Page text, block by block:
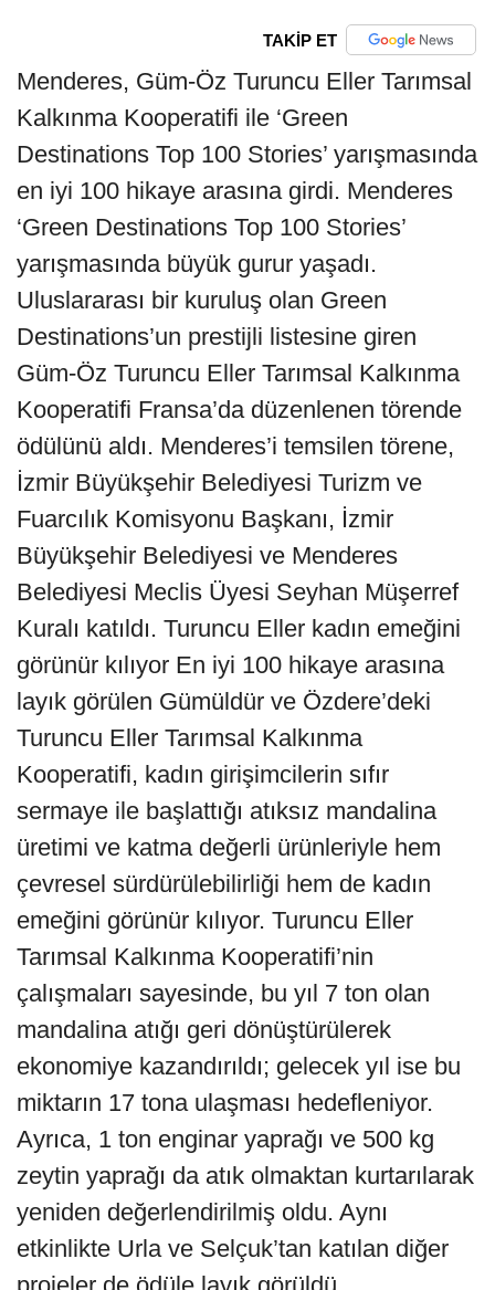
TAKİP ET
Menderes, Güm-Öz Turuncu Eller Tarımsal
Kalkınma Kooperatifi ile ‘Green
Destinations Top 100 Stories’ yarışmasında
en iyi 100 hikaye arasına girdi. Menderes
‘Green Destinations Top 100 Stories’
yarışmasında büyük gurur yaşadı.
Uluslararası bir kuruluş olan Green
Destinations’un prestijli listesine giren
Güm-Öz Turuncu Eller Tarımsal Kalkınma
Kooperatifi Fransa’da düzenlenen törende
ödülünü aldı. Menderes’i temsilen törene,
İzmir Büyükşehir Belediyesi Turizm ve
Fuarcılık Komisyonu Başkanı, İzmir
Büyükşehir Belediyesi ve Menderes
Belediyesi Meclis Üyesi Seyhan Müşerref
Kuralı katıldı. Turuncu Eller kadın emeğini
görünür kılıyor En iyi 100 hikaye arasına
layık görülen Gümüldür ve Özdere’deki
Turuncu Eller Tarımsal Kalkınma
Kooperatifi, kadın girişimcilerin sıfır
sermaye ile başlattığı atıksız mandalina
üretimi ve katma değerli ürünleriyle hem
çevresel sürdürülebilirliği hem de kadın
emeğini görünür kılıyor. Turuncu Eller
Tarımsal Kalkınma Kooperatifi’nin
çalışmaları sayesinde, bu yıl 7 ton olan
mandalina atığı geri dönüştürülerek
ekonomiye kazandırıldı; gelecek yıl ise bu
miktarın 17 tona ulaşması hedefleniyor.
Ayrıca, 1 ton enginar yaprağı ve 500 kg
zeytin yaprağı da atık olmaktan kurtarılarak
yeniden değerlendirilmiş oldu. Aynı
etkinlikte Urla ve Selçuk’tan katılan diğer